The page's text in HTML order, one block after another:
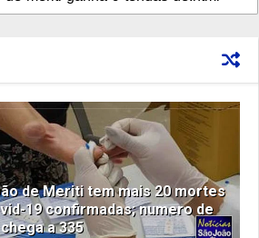
de Meriti tem mais 20 mortes
19 confirmadas; numero de
a 335